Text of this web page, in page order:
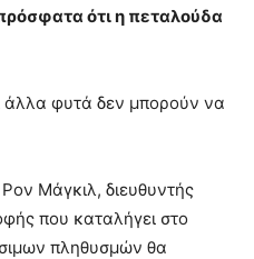
ότι η πεταλούδα
άλλα φυτά δεν μπορούν να
Μάγκιλ, διευθυντής
που καταλήγει στο
πληθυσμών θα